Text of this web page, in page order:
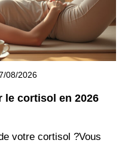
08/2026
le cortisol en 2026
votre cortisol ?Vous